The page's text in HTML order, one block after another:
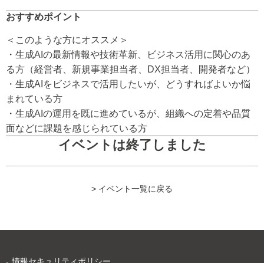
おすすめポイント
＜このような方にオススメ＞
・生成AIの最新情報や技術革新、ビジネス活用に関心のあ
る方（経営者、新規事業担当者、DX担当者、開発者など）
・生成AIをビジネスで活用したいが、どうすればよいか悩
まれている方
・生成AIの運用を既に進めているが、組織への定着や品質
面などに課題を感じられている方
イベントは終了しました
> イベント一覧に戻る
情報セキュリティポリシー